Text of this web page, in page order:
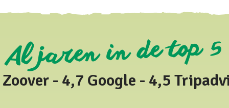
Al jaren in de top 5
- 4,7 Google - 4,5